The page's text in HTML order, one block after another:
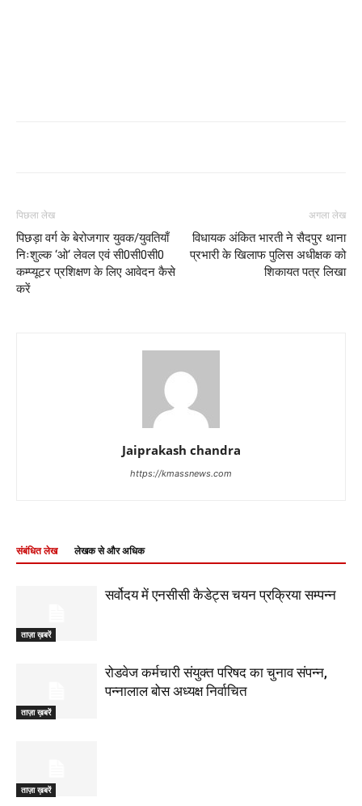
पिछला लेख
पिछड़ा वर्ग के बेरोजगार युवक/युवतियाँ
निःशुल्क ‘ओ‘ लेवल एवं सी0सी0सी0
कम्प्यूटर प्रशिक्षण के लिए आवेदन कैसे
करें
अगला लेख
विधायक अंकित भारती ने सैदपुर थाना
प्रभारी के खिलाफ पुलिस अधीक्षक को
शिकायत पत्र लिखा
Jaiprakash chandra
https://kmassnews.com
संबंधित लेख लेखक से और अधिक
ताज़ा ख़बरें
सर्वोदय में एनसीसी कैडेट्स चयन प्रक्रिया सम्पन्न
ताज़ा ख़बरें
रोडवेज कर्मचारी संयुक्त परिषद का चुनाव संपन्न,
पन्नालाल बोस अध्यक्ष निर्वाचित
ताज़ा ख़बरें